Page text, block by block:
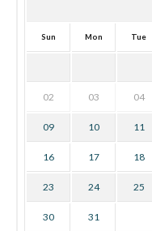
Sun Mon Tue
02 03 04
09 10 11
16 17 18
23 24 25
30 31